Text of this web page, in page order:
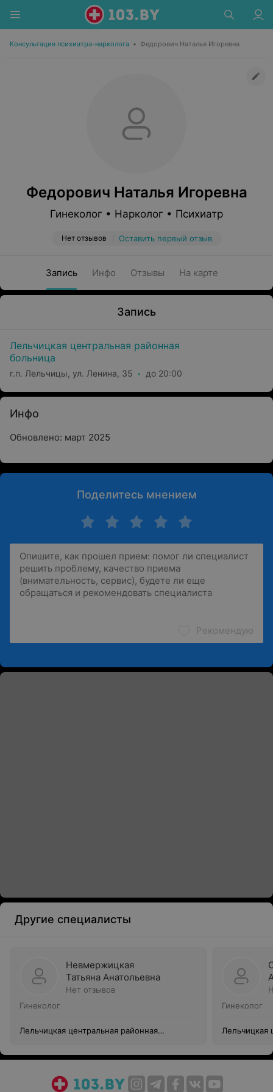
Консультация психиатра-нарколога • Федорович Наталья Игоревна
Федорович Наталья Игоревна
Гинеколог • Нарколог • Психиатр
Нет отзывов Оставить первый отзыв
Запись Инфо Отзывы На карте
Запись
Лельчицкая центральная районная
больница
г.п. Лельчицы, ул. Ленина, 35 до 20:00
Инфо
Обновлено: март 2025
Поделитесь мнением
Рекомендую
Другие специалисты
Невмержицкая
Татьяна Анатольевна
Нет отзывов
Гинеколог
Лельчицкая центральная районная
Гинеколог
Лельчицкая